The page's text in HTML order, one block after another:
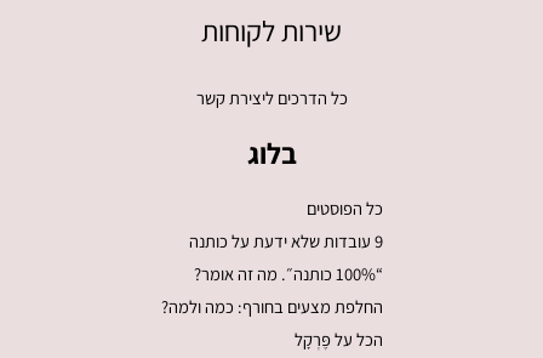
שירות לקוחות
כל הדרכים ליצירת קשר
בלוג
כל הפוסטים
9 עובדות שלא ידעת על כותנה
“100% כותנה״. מה זה אומר?
החלפת מצעים בחורף: כמה ולמה?
הכל על פֶּרְקָל